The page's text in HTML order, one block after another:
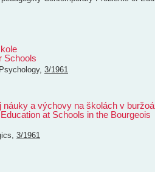
Schools
, 3/1961
a výchovy na školách v
at Schools in the Bourgeois
, 3/1961